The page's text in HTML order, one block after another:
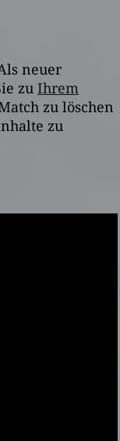
neuer
zu Ihrem
zu löschen
zu